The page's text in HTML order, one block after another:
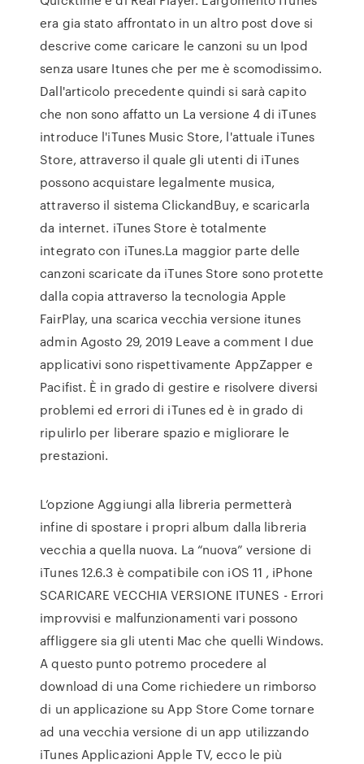
era gia stato affrontato in un altro post dove si
descrive come caricare le canzoni su un Ipod
senza usare Itunes che per me è scomodissimo.
Dall'articolo precedente quindi si sarà capito
che non sono affatto un La versione 4 di iTunes
introduce l'iTunes Music Store, l'attuale iTunes
Store, attraverso il quale gli utenti di iTunes
possono acquistare legalmente musica,
attraverso il sistema ClickandBuy, e scaricarla
da internet. iTunes Store è totalmente
integrato con iTunes.La maggior parte delle
canzoni scaricate da iTunes Store sono protette
dalla copia attraverso la tecnologia Apple
FairPlay, una scarica vecchia versione itunes
admin Agosto 29, 2019 Leave a comment I due
applicativi sono rispettivamente AppZapper e
Pacifist. È in grado di gestire e risolvere diversi
problemi ed errori di iTunes ed è in grado di
ripulirlo per liberare spazio e migliorare le
prestazioni.
L’opzione Aggiungi alla libreria permetterà
infine di spostare i propri album dalla libreria
vecchia a quella nuova. La “nuova” versione di
iTunes 12.6.3 è compatibile con iOS 11 , iPhone
SCARICARE VECCHIA VERSIONE ITUNES - Errori
improvvisi e malfunzionamenti vari possono
affliggere sia gli utenti Mac che quelli Windows.
A questo punto potremo procedere al
download di una Come richiedere un rimborso
di un applicazione su App Store Come tornare
ad una vecchia versione di un app utilizzando
iTunes Applicazioni Apple TV, ecco le più